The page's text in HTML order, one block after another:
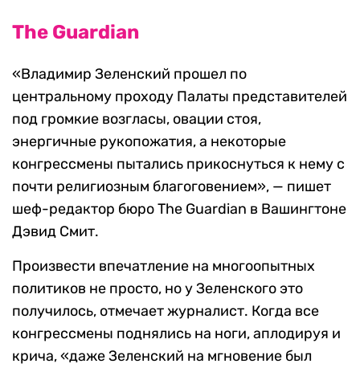
The Guardian
«Владимир Зеленский прошел по
центральному проходу Палаты представителей
под громкие возгласы, овации стоя,
энергичные рукопожатия, а некоторые
конгрессмены пытались прикоснуться к нему с
почти религиозным благоговением», — пишет
шеф-редактор бюро The Guardian в Вашингтоне
Дэвид Смит.
Произвести впечатление на многоопытных
политиков не просто, но у Зеленского это
получилось, отмечает журналист. Когда все
конгрессмены поднялись на ноги, аплодируя и
крича, «даже Зеленский на мгновение был